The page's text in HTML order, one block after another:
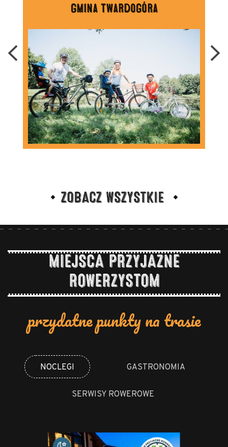
gmina Twardogóra
ZOBACZ WSZYSTKIE
MIEJSCA PRZYJAZNE
ROWERZYSTOM
przydatne punkty na trasie
NOCLEGI GASTRONOMIA
SERWISY ROWEROWE